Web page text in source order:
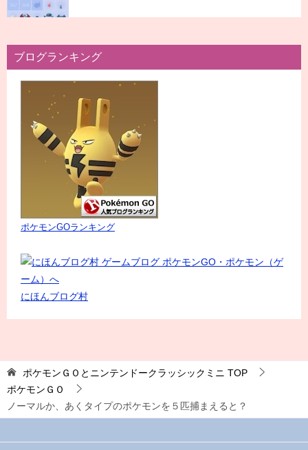
ブログランキング
ポケモンGOランキング
にほんブログ村
ポケモンＧＯとニンテンドークラッシックミニ TOP
ポケモンＧＯ
ノーマルか、あくタイプのポケモンを５匹捕まえると？